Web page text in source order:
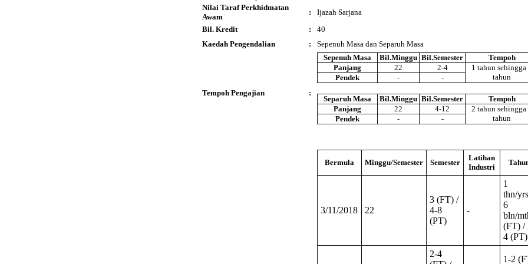
Nilai Taraf Perkhidmatan
Awam
:
Ijazah Sarjana
Bil. Kredit
:
40
Kaedah Pengendalian
: Sepenuh Masa dan Separuh Masa
Tempoh Pengajian :
Sepenuh Masa Bil.Minggu Bil.Semester
Tempoh
Panjang
22 2-4
1 tahun sehingga
tahun
Pendek - -
Separuh Masa Bil.Minggu Bil.Semester
Tempoh
Panjang
22 4-12
2 tahun sehingga
tahun
Pendek - -
Bermula Minggu/Semester Semester
Latihan
Industri
3/11/2018 22
3 (FT) /
4-8
(PT)
-
1
thn/yrs
6
bln/
(FT) /
4 (PT)
2-4
1-2